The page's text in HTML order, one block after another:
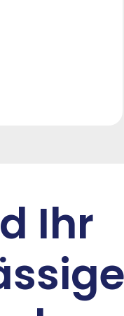
Ihr